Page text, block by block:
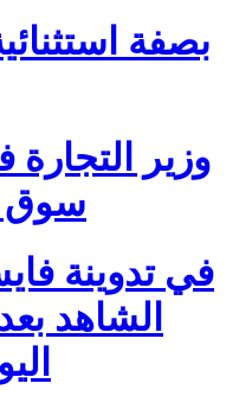
بصفة
وزير التجارة
سوق
في تدوينة
الشاهد